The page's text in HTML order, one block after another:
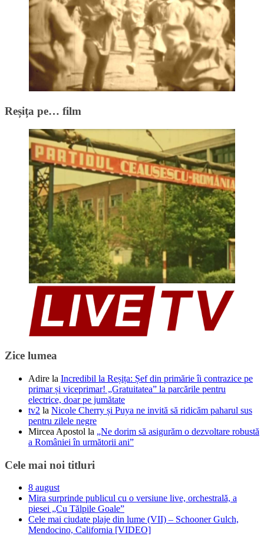
Reșița pe… film
Zice lumea
Adire la Incredibil la Reșița: Șef din primărie îi contrazice pe
primar și viceprimar! „Gratuitatea” la parcările pentru
electrice, doar pe jumătate
tv2 la Nicole Cherry și Puya ne invită să ridicăm paharul sus
pentru zilele negre
Mircea Apostol la „Ne dorim să asigurăm o dezvoltare robustă
a României în următorii ani”
Cele mai noi titluri
8 august
Mira surprinde publicul cu o versiune live, orchestrală, a
piesei „Cu Tălpile Goale”
Cele mai ciudate plaje din lume (VII) – Schooner Gulch,
Mendocino, California [VIDEO]